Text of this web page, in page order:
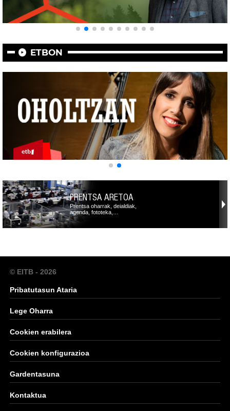
ETBON
PRENTSA ARETOA
Prentsa oharrak, deialdiak,
agenda, fototeka,…
© EITB - 2026
Pribatutasun Ataria
Lege Oharra
Cookien erabilera
Cookien konfigurazioa
Gardentasuna
Kontaktua